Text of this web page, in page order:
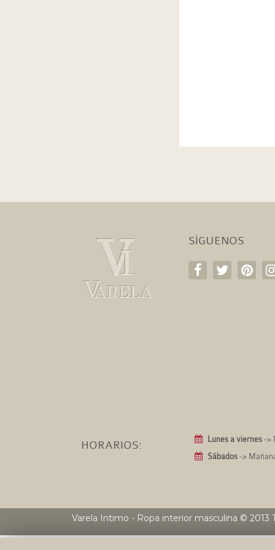
SÍGUENOS
HORARIOS: Lunes a viernes ->
Sábados ->
Varela Intimo - Ropa interior masculina © 2013